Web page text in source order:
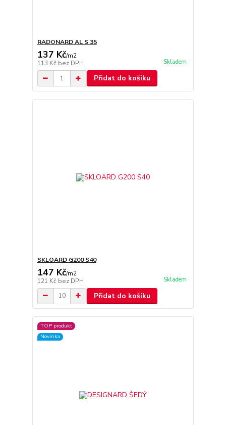
RADONARD AL S 35
137 Kč/m2
113 Kč bez DPH Skladem
Přidat do košíku
SKLOARD G200 S40
147 Kč/m2
121 Kč bez DPH Skladem
Přidat do košíku
TOP produkt
Novinka